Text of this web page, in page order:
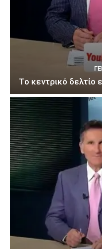
Το κεντρικό δελτίο